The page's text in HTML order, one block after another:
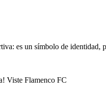
es un símbolo de identidad,
Viste Flamenco FC